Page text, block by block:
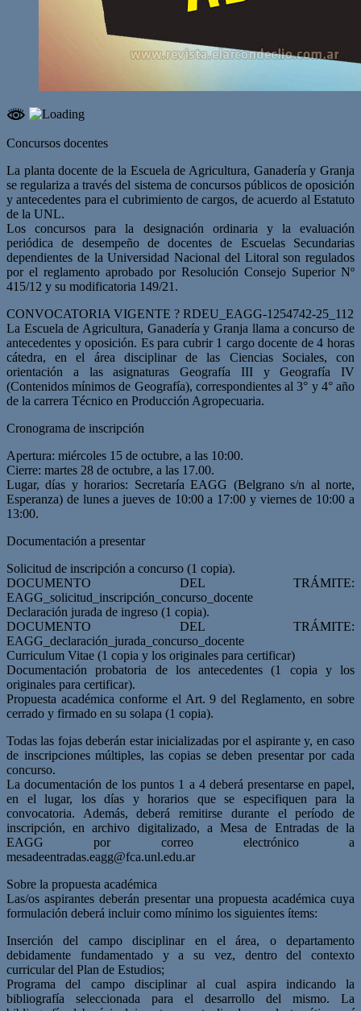
Concursos docentes
La planta docente de la Escuela de Agricultura, Ganadería y Granja
se regulariza a través del sistema de concursos públicos de oposición
y antecedentes para el cubrimiento de cargos, de acuerdo al Estatuto
de la UNL.
Los concursos para la designación ordinaria y la evaluación
periódica de desempeño de docentes de Escuelas Secundarias
dependientes de la Universidad Nacional del Litoral son regulados
por el reglamento aprobado por Resolución Consejo Superior Nº
415/12 y su modificatoria 149/21.
CONVOCATORIA VIGENTE ? RDEU_EAGG-1254742-25_112
La Escuela de Agricultura, Ganadería y Granja llama a concurso de
antecedentes y oposición. Es para cubrir 1 cargo docente de 4 horas
cátedra, en el área disciplinar de las Ciencias Sociales, con
orientación a las asignaturas Geografía III y Geografía IV
(Contenidos mínimos de Geografía), correspondientes al 3° y 4° año
de la carrera Técnico en Producción Agropecuaria.
Cronograma de inscripción
Apertura: miércoles 15 de octubre, a las 10:00.
Cierre: martes 28 de octubre, a las 17.00.
Lugar, días y horarios: Secretaría EAGG (Belgrano s/n al norte,
Esperanza) de lunes a jueves de 10:00 a 17:00 y viernes de 10:00 a
13:00.
Documentación a presentar
Solicitud de inscripción a concurso (1 copia).
DOCUMENTO DEL TRÁMITE:
EAGG_solicitud_inscripción_concurso_docente
Declaración jurada de ingreso (1 copia).
DOCUMENTO DEL TRÁMITE:
EAGG_declaración_jurada_concurso_docente
Curriculum Vitae (1 copia y los originales para certificar)
Documentación probatoria de los antecedentes (1 copia y los
originales para certificar).
Propuesta académica conforme el Art. 9 del Reglamento, en sobre
cerrado y firmado en su solapa (1 copia).
Todas las fojas deberán estar inicializadas por el aspirante y, en caso
de inscripciones múltiples, las copias se deben presentar por cada
concurso.
La documentación de los puntos 1 a 4 deberá presentarse en papel,
en el lugar, los días y horarios que se especifiquen para la
convocatoria. Además, deberá remitirse durante el período de
inscripción, en archivo digitalizado, a Mesa de Entradas de la
EAGG por correo electrónico a
mesadeentradas.eagg@fca.unl.edu.ar
Sobre la propuesta académica
Las/os aspirantes deberán presentar una propuesta académica cuya
formulación deberá incluir como mínimo los siguientes ítems:
Inserción del campo disciplinar en el área, o departamento
debidamente fundamentado y a su vez, dentro del contexto
curricular del Plan de Estudios;
Programa del campo disciplinar al cual aspira indicando la
bibliografía seleccionada para el desarrollo del mismo. La